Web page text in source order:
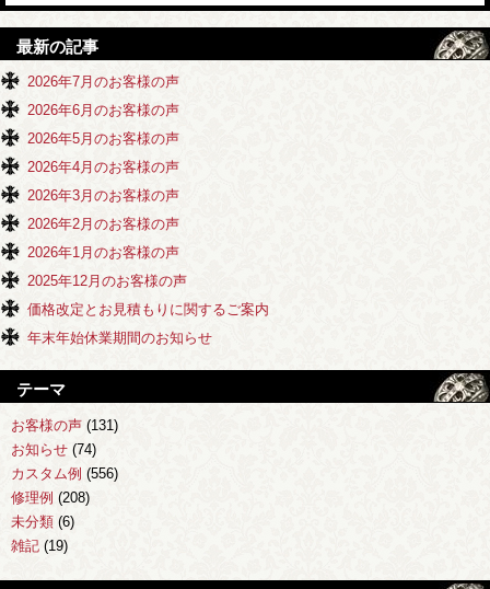
最新の記事
2026年7月のお客様の声
2026年6月のお客様の声
2026年5月のお客様の声
2026年4月のお客様の声
2026年3月のお客様の声
2026年2月のお客様の声
2026年1月のお客様の声
2025年12月のお客様の声
価格改定とお見積もりに関するご案内
年末年始休業期間のお知らせ
テーマ
お客様の声 (131)
お知らせ (74)
カスタム例 (556)
修理例 (208)
未分類 (6)
雑記 (19)